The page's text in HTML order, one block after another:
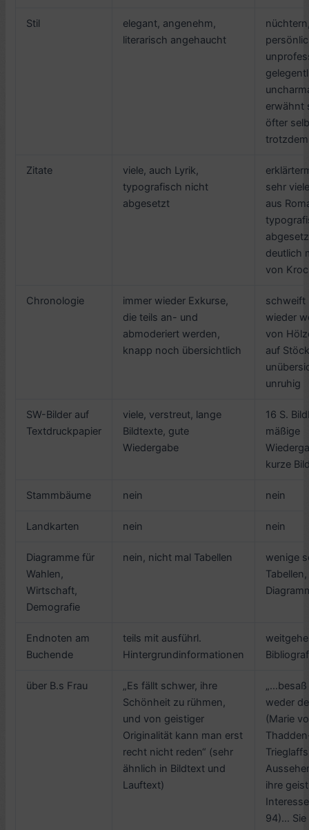
Stil
elegant, angenehm,
literarisch angehaucht
erwähnt
öfter
Zitate
viele, auch Lyrik,
typografisch nicht
abgesetzt
sehr
aus
deutlich
von
Chronologie
immer wieder Exkurse,
die teils an- und
abmoderiert werden,
knapp noch übersichtlich
schweift
wieder
von
auf
unruhig
SW-Bilder auf
Textdruckpapier
viele, verstreut, lange
Bildtexte, gute
Wiedergabe
16 S.
mäßige
kurze
Stammbäume nein nein
Landkarten nein nein
Diagramme für
Wahlen,
Wirtschaft,
Demografie
nein, nicht mal Tabellen
wenige
Endnoten am
Buchende
teils mit ausführl.
Hintergrundinformationen
über B.s Frau
„Es fällt schwer, ihre
Schönheit zu rühmen,
und von geistiger
Originalität kann man erst
recht nicht reden“ (sehr
ähnlich in Bildtext und
Lauftext)
„…besaß
weder
(Marie
ihre
94)… Sie